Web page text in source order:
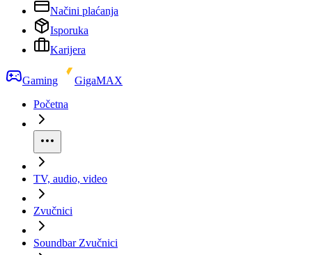
Načini plaćanja
Isporuka
Karijera
Gaming
GigaMAX
Početna
TV, audio, video
Zvučnici
Soundbar Zvučnici